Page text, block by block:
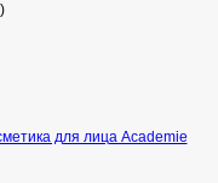
для лица Academie